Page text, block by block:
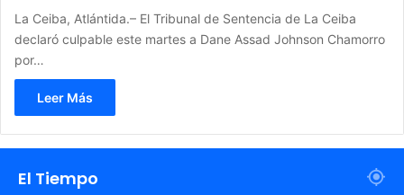
La Ceiba, Atlántida.– El Tribunal de Sentencia de La Ceiba
declaró culpable este martes a Dane Assad Johnson Chamorro
por…
Leer Más
El Tiempo